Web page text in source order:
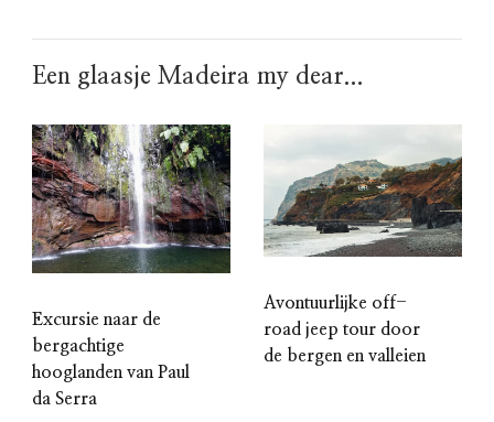
Een glaasje Madeira my dear...
Excursie naar de
bergachtige
hooglanden van Paul
da Serra
Avontuurlijke off-
road jeep tour door
de bergen en valleien